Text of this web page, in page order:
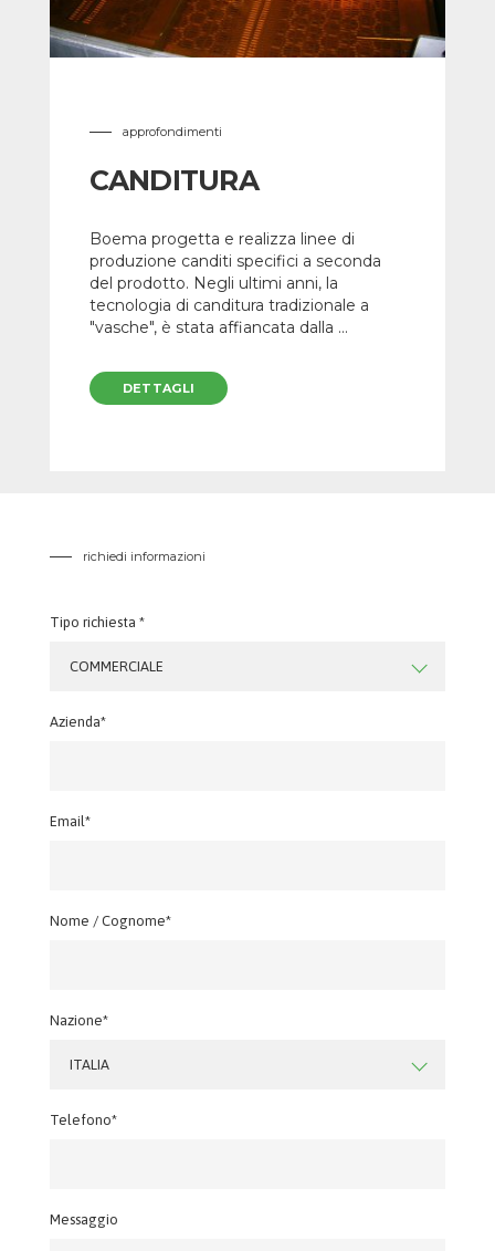
approfondimenti
CANDITURA
Boema progetta e realizza linee di
produzione canditi specifici a seconda
del prodotto. Negli ultimi anni, la
tecnologia di canditura tradizionale a
"vasche", è stata affiancata dalla ...
DETTAGLI
richiedi informazioni
Tipo richiesta *
COMMERCIALE
Azienda*
Email*
Nome / Cognome*
Nazione*
ITALIA
Telefono*
Messaggio